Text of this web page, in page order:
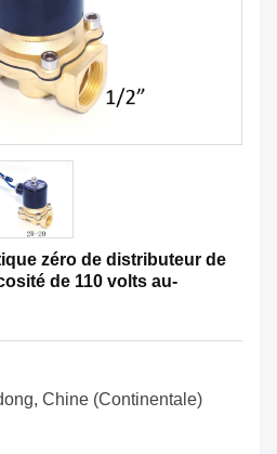
zéro de distributeur de
de 110 volts au-
Chine (continentale)